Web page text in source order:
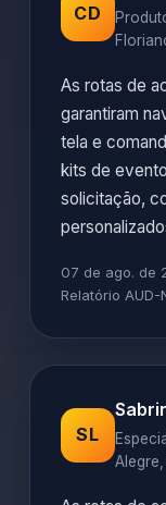
CD
As rotas de
garantiram
tela e
kits de
solicitação,
07 de ago. de
Relatório AUD-
SL
Alegre,